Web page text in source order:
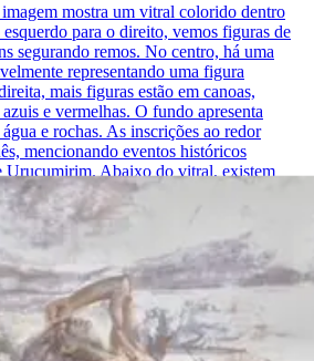
mostra um vitral colorido dentro
para o direito, vemos figuras de
segurando remos. No centro, há uma
representando uma figura
mais figuras estão em canoas,
e vermelhas. O fundo apresenta
e rochas. As inscrições ao redor
mencionando eventos históricos
Uruçumirim. Abaixo do vitral, existem
símbolos e textos emoldurados.